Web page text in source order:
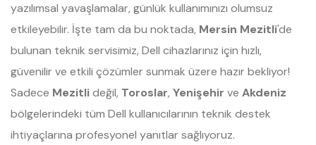
yazılımsal yavaşlamalar, günlük kullanımınızı olumsuz
etkileyebilir. İşte tam da bu noktada, Mersin Mezitli'de
bulunan teknik servisimiz, Dell cihazlarınız için hızlı,
güvenilir ve etkili çözümler sunmak üzere hazır bekliyor!
Sadece Mezitlideğil, Toroslar, Yenişehir ve Akdeniz
bölgelerindeki tüm Dell kullanıcılarının teknik destek
ihtiyaçlarına profesyonel yanıtlar sağlıyoruz.